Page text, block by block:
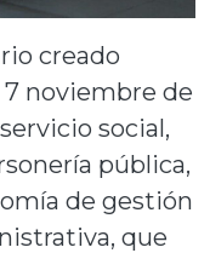
creado
7 noviembre de
social,
pública,
de gestión
que